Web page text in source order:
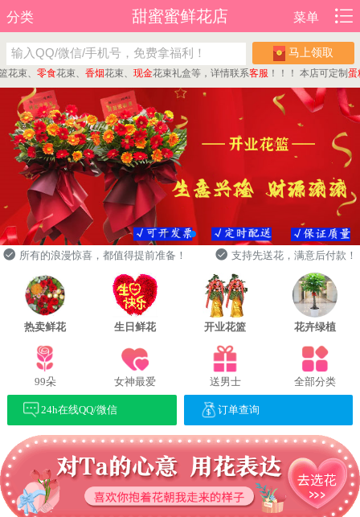
分类 甜蜜蜜鲜花店 菜单
马上领取
、零食花束、香烟花束、现金花束礼盒等，详情联系客服！！！ 本店可定制蛋糕、
所有的浪漫惊喜，都值得提前准备！ 支持先送花，满意后付款！
热卖鲜花 生日鲜花 开业花篮 花卉绿植
99朵 女神最爱 送男士 全部分类
24h在线QQ/微信 订单查询